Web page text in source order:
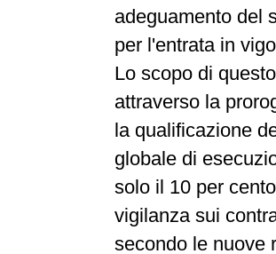
adeguamento del
per l'entrata in
Lo scopo di
attraverso la
la qualificazione
globale di
solo il 10 per
vigilanza sui
secondo le nuove